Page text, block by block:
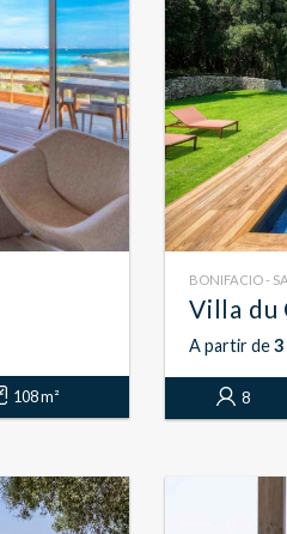
108 m²
BONIFACIO -
Villa du
A partir de3
8